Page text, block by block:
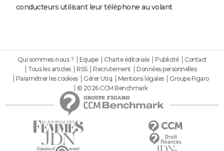
conducteurs utilisant leur téléphone au volant
Qui sommes-nous ? Equipe Charte éditoriale Publicité
Contact
Tous les articles
RSS Recrutement
Données personnelles
Paramétrer les cookies
Gérer Utiq Mentions légales
Groupe Figaro
© 2026 CCM Benchmark